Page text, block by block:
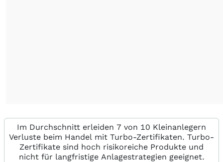
Im Durchschnitt erleiden 7 von 10 Kleinanlegern
Verluste beim Handel mit Turbo-Zertifikaten. Turbo-
Zertifikate sind hoch risikoreiche Produkte und
nicht für langfristige Anlagestrategien geeignet.